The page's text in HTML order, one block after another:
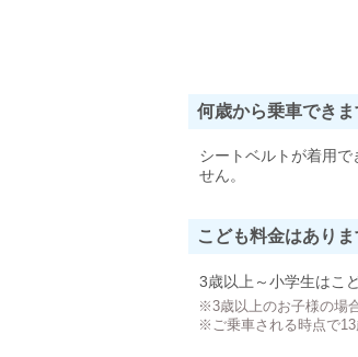
何歳から乗車でき
シートベルトが着用
せん。
こども料金はありま
3歳以上～小学生はこ
※3歳以上のお子様の場
※ご乗車される時点で13